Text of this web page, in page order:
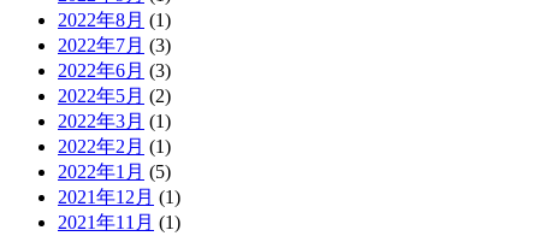
2022年8月 (1)
2022年7月 (3)
2022年6月 (3)
2022年5月 (2)
2022年3月 (1)
2022年2月 (1)
2022年1月 (5)
2021年12月 (1)
2021年11月 (1)